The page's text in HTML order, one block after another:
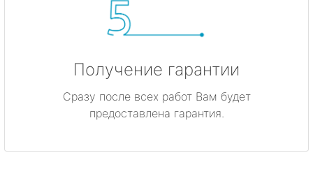
Получение гарантии
Сразу после всех работ Вам будет
предоставлена гарантия.